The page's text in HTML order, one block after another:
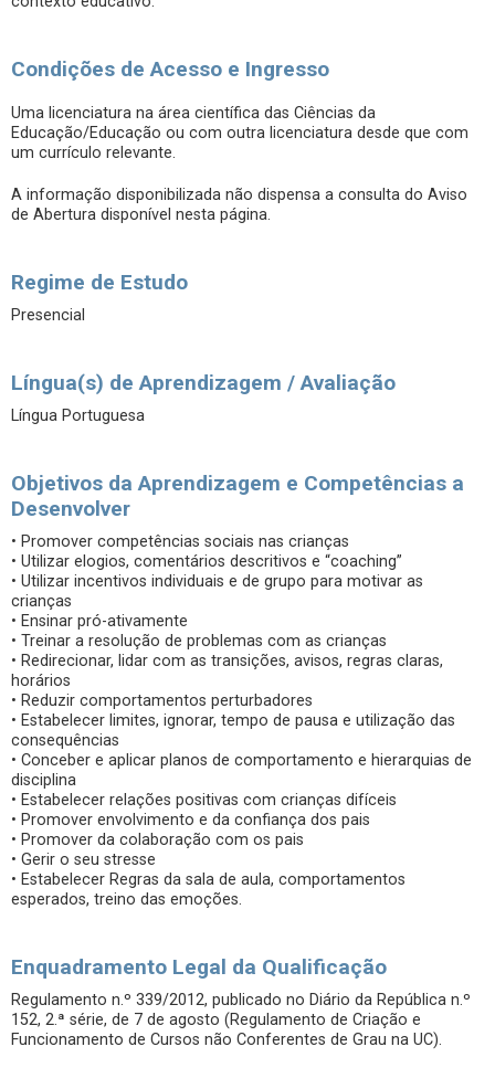
Condições de Acesso e Ingresso
Uma licenciatura na área científica das Ciências da
Educação/Educação ou com outra licenciatura desde que com
um currículo relevante.
A informação disponibilizada não dispensa a consulta do Aviso
de Abertura disponível nesta página.
Regime de Estudo
Presencial
Língua(s) de Aprendizagem / Avaliação
Língua Portuguesa
Objetivos da Aprendizagem e Competências a
Desenvolver
• Promover competências sociais nas crianças
• Utilizar elogios, comentários descritivos e “coaching”
• Utilizar incentivos individuais e de grupo para motivar as
crianças
• Ensinar pró-ativamente
• Treinar a resolução de problemas com as crianças
• Redirecionar, lidar com as transições, avisos, regras claras,
horários
• Reduzir comportamentos perturbadores
• Estabelecer limites, ignorar, tempo de pausa e utilização das
consequências
• Conceber e aplicar planos de comportamento e hierarquias de
disciplina
• Estabelecer relações positivas com crianças difíceis
• Promover envolvimento e da confiança dos pais
• Promover da colaboração com os pais
• Gerir o seu stresse
• Estabelecer Regras da sala de aula, comportamentos
esperados, treino das emoções.
Enquadramento Legal da Qualificação
Regulamento n.º 339/2012, publicado no Diário da República n.º
152, 2.ª série, de 7 de agosto (Regulamento de Criação e
Funcionamento de Cursos não Conferentes de Grau na UC).